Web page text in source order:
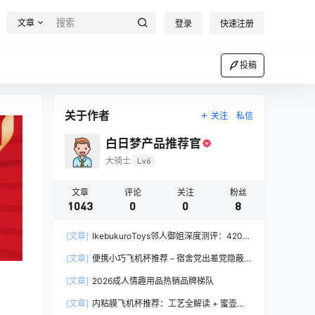
文章 登录 快速注册
投稿
关于作者 关注 私信
白日梦产品推荐官
大骑士 Lv6
文章
1043
评论
0
关注
0
粉丝
8
[文章] IkebukuroToys邻人御姐深度测评：420g
[文章] 便携小巧飞机杯推荐 – 宿舍党出差党隐蔽
[文章] 2026成人情趣用品热销品牌梯队
[文章] 内粘膜飞机杯推荐：工艺全解读 + 蜜壶香